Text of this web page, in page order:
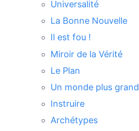
Universalité
La Bonne Nouvelle
Il est fou !
Miroir de la Vérité
Le Plan
Un monde plus grand
Instruire
Archétypes